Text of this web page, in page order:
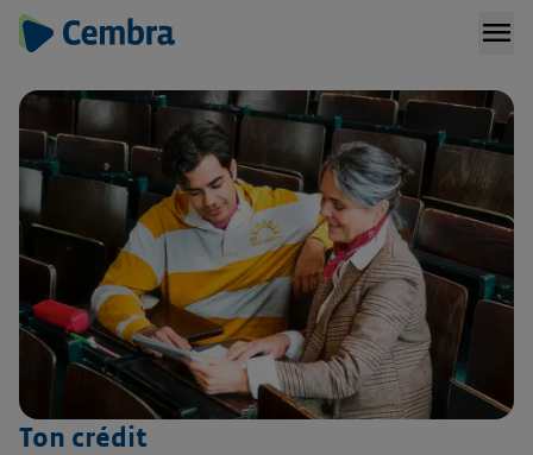
menu
Ton crédit